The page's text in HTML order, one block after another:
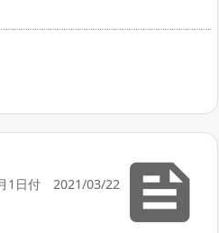

1日付 2021/03/22